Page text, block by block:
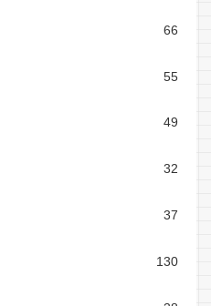
66
55
49
32
37
130